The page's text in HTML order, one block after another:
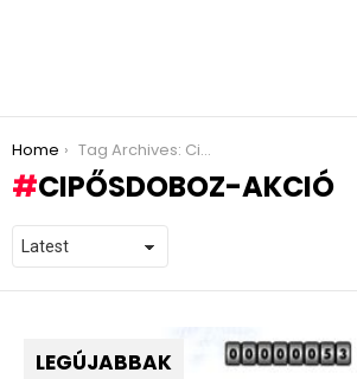
You are here:
Home Tag Archives: Cipősdoboz-akció
CIPŐSDOBOZ-AKCIÓ
LEGÚJABBAK